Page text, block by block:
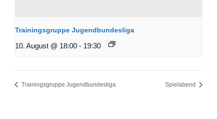
Trainingsgruppe Jugendbundesliga
10. August @ 18:00 - 19:30
Trainingsgruppe Jugendbundesliga Spielabend